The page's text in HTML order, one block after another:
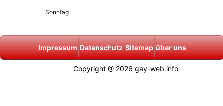
Sonntag
Impressum Datenschutz Sitemap über uns
Copyright @ 2026 gay-web.info